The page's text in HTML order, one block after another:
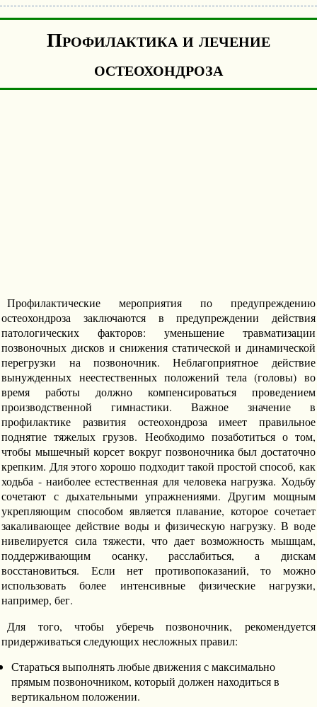
Профилактика и лечение
остеохондроза
Профилактические мероприятия по предупреждению
остеохондроза заключаются в предупреждении действия
патологических факторов: уменьшение травматизации
позвоночных дисков и снижения статической и динамической
перегрузки на позвоночник. Неблагоприятное действие
вынужденных неестественных положений тела (головы) во
время работы должно компенсироваться проведением
производственной гимнастики. Важное значение в
профилактике развития остеохондроза имеет правильное
поднятие тяжелых грузов. Необходимо позаботиться о том,
чтобы мышечный корсет вокруг позвоночника был достаточно
крепким. Для этого хорошо подходит такой простой способ, как
ходьба - наиболее естественная для человека нагрузка. Ходьбу
сочетают с дыхательными упражнениями. Другим мощным
укрепляющим способом является плавание, которое сочетает
закаливающее действие воды и физическую нагрузку. В воде
нивелируется сила тяжести, что дает возможность мышцам,
поддерживающим осанку, расслабиться, а дискам
восстановиться. Если нет противопоказаний, то можно
использовать более интенсивные физические нагрузки,
например, бег.
Для того, чтобы уберечь позвоночник, рекомендуется
придерживаться следующих несложных правил:
Стараться выполнять любые движения с максимально
прямым позвоночником, который должен находиться в
вертикальном положении.